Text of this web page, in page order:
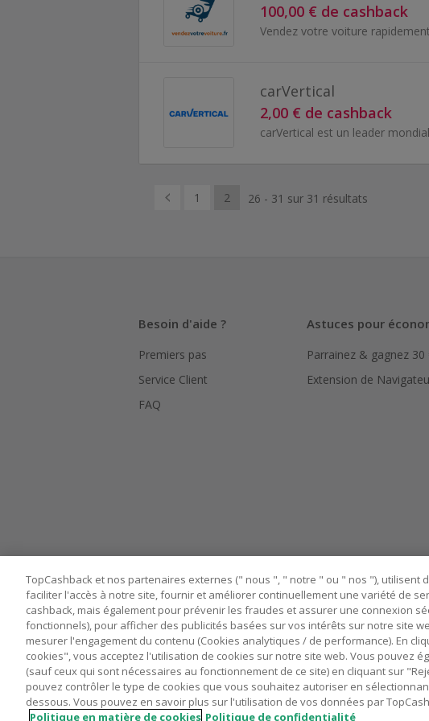
100,00 € de cashback
carVertical
2,00 € de cashback
1 2 26 - 31 sur 31 résultats
Besoin d'aide ?
Premiers pas
Service Client
FAQ
Astuces pour
Parrainez & gagnez 30
Extension de
Nos sites UK US CN JP DE AU IT
TopCashback et nos partenaires externes (" nous ", " notre " ou " nos "), utilisent
faciliter l'accès à notre site, fournir et améliorer continuellement une variété de
cashback, mais également pour prévenir les fraudes et assurer une connexion
fonctionnels), pour afficher des publicités basées sur vos intérêts sur notre site
mesurer l'engagement du contenu (Cookies analytiques / de performance). En
cookies", vous acceptez l'utilisation de cookies sur notre site web. Vous pouvez
(sauf ceux qui sont nécessaires au fonctionnement de ce site) en cliquant sur
pouvez contrôler le type de cookies que vous souhaitez autoriser en
dessous. Vous pouvez en savoir plus sur l'utilisation de vos données par
Politique en matière de cookies Politique de confidentialité